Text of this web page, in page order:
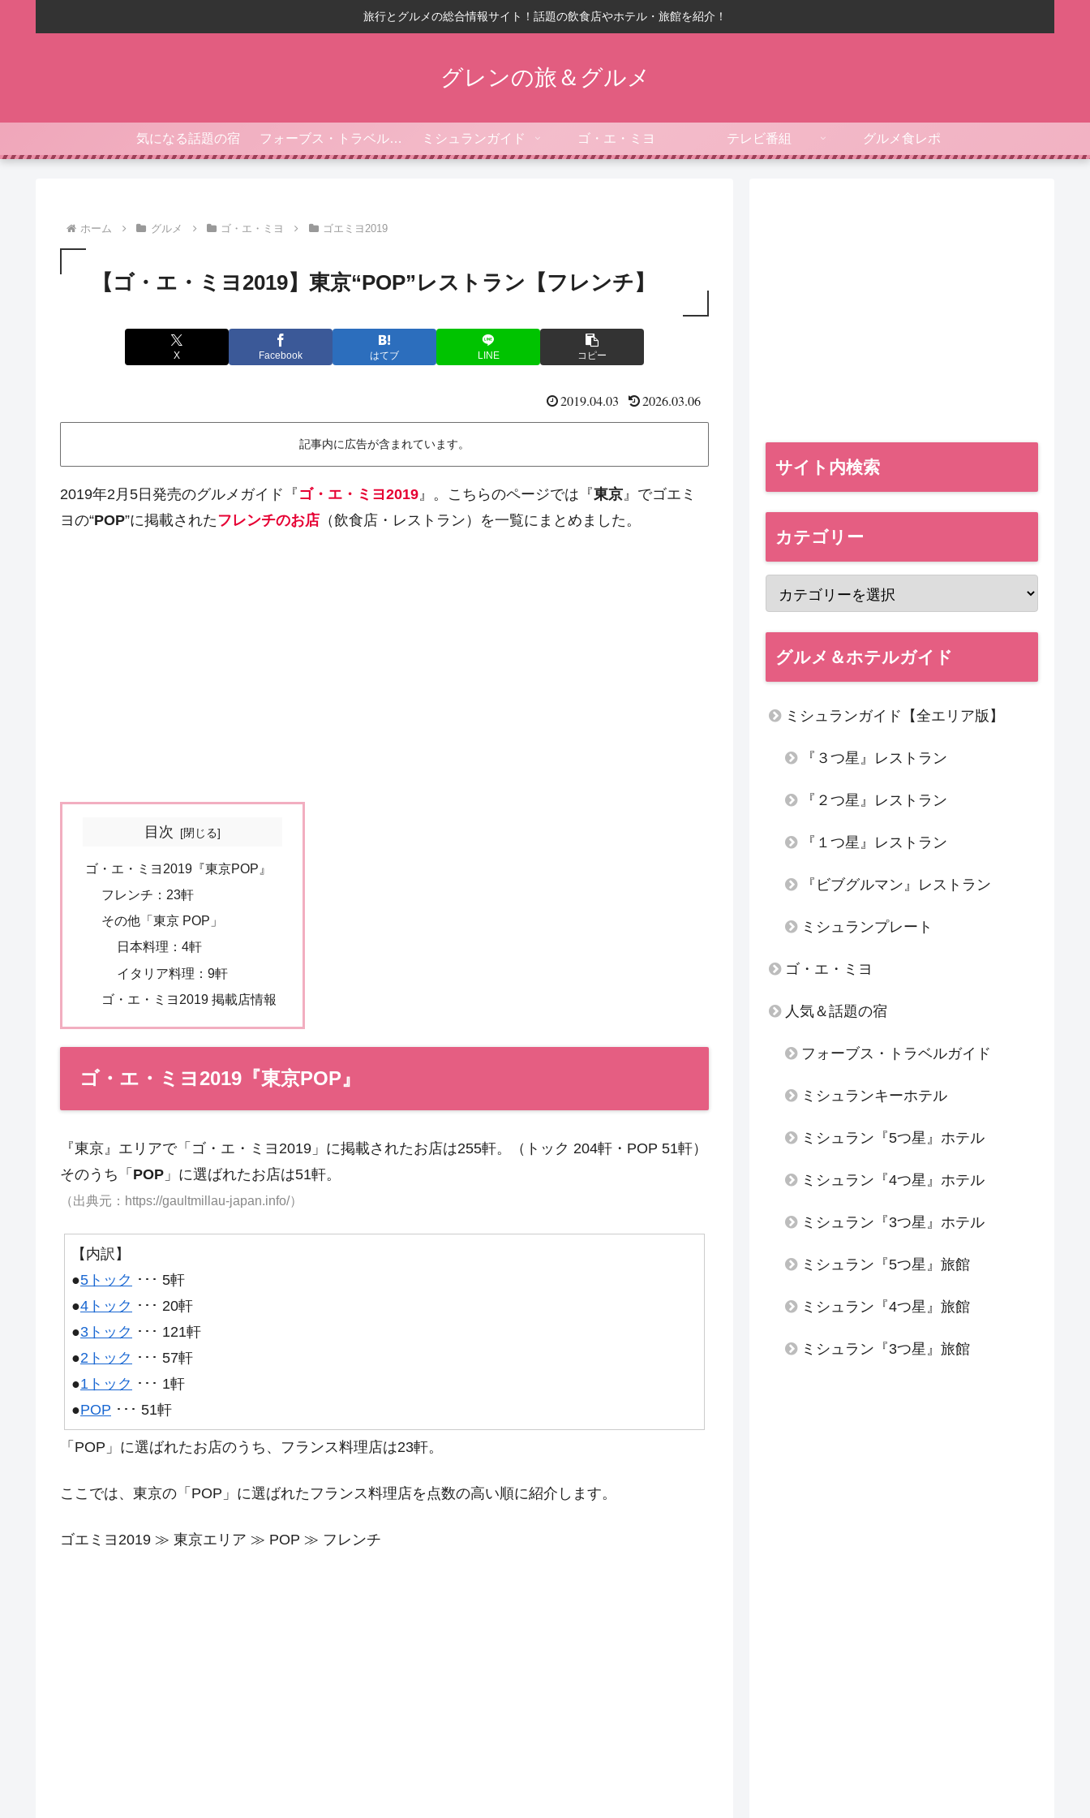
旅行とグルメの総合情報サイト！話題の飲食店やホテル・旅館を紹介！
グレンの旅＆グルメ
気になる話題の宿 フォーブス・トラベルガイド ミシュランガイド ゴ・エ・ミヨ テレビ番組 グルメ食レポ
ホーム グルメ ゴ・エ・ミヨ ゴエミヨ2019
【ゴ・エ・ミヨ2019】東京“POP”レストラン【フレンチ】
X Facebook はてブ LINE コピー
2019.04.03 2026.03.06
記事内に広告が含まれています。
2019年2月5日発売のグルメガイド『 ゴ・エ・ミヨ2019』。こちらのページでは『東京』でゴエミ
ヨの“POP”に掲載された フレンチのお店 （飲食店・レストラン）を一覧にまとめました。
目次
ゴ・エ・ミヨ2019『東京POP』
フレンチ：23軒
その他「東京 POP」
日本料理：4軒
イタリア料理：9軒
ゴ・エ・ミヨ2019 掲載店情報
ゴ・エ・ミヨ2019『東京POP』
『東京』エリアで「ゴ・エ・ミヨ2019」に掲載されたお店は255軒。（トック 204軒・POP 51軒）
そのうち「 POP 」に選ばれたお店は51軒。
（出典元：https://gaultmillau-japan.info/）
【内訳】
●5トック ･･･ 5軒
●4トック ･･･ 20軒
●3トック ･･･ 121軒
●2トック ･･･ 57軒
●1トック ･･･ 1軒
●POP ･･･ 51軒
「POP」に選ばれたお店のうち、フランス料理店は23軒。
ここでは、東京の「POP」に選ばれたフランス料理店を点数の高い順に紹介します。
ゴエミヨ2019 ≫ 東京エリア ≫ POP ≫ フレンチ
サイト内検索
カテゴリー
グルメ＆ホテルガイド
ミシュランガイド【全エリア版】
『３つ星』レストラン
『２つ星』レストラン
『１つ星』レストラン
『ビブグルマン』レストラン
ミシュランプレート
ゴ・エ・ミヨ
人気＆話題の宿
フォーブス・トラベルガイド
ミシュランキーホテル
ミシュラン『5つ星』ホテル
ミシュラン『4つ星』ホテル
ミシュラン『3つ星』ホテル
ミシュラン『5つ星』旅館
ミシュラン『4つ星』旅館
ミシュラン『3つ星』旅館